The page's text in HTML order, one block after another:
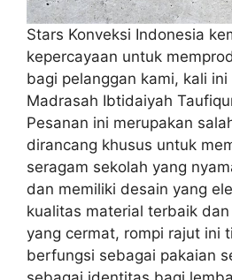
Stars Konveksi Indonesia
kepercayaan untuk
bagi pelanggan kami, kali ini
Madrasah Ibtidaiyah
Pesanan ini merupakan
dirancang khusus untuk
seragam sekolah yang
dan memiliki desain yang
kualitas material terbaik
yang cermat, rompi rajut ini
berfungsi sebagai pakaian